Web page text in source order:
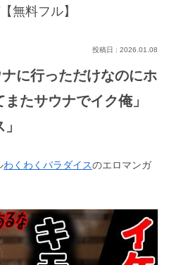
無料フル】
2026.01.08
ナに行っただけなのにホ
たサウナでイク俺」
わくわくパラダイスのエロマンガ